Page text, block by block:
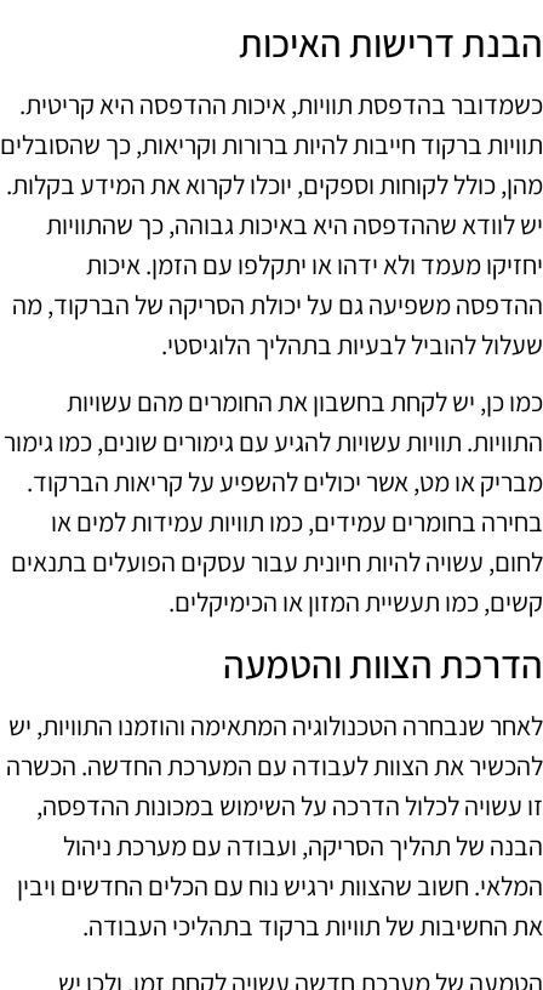
הבנת דרישות האיכות
כשמדובר בהדפסת תוויות, איכות ההדפסה היא קריטית.
תוויות ברקוד חייבות להיות ברורות וקריאות, כך שהסובלים
מהן, כולל לקוחות וספקים, יוכלו לקרוא את המידע בקלות.
יש לוודא שההדפסה היא באיכות גבוהה, כך שהתוויות
יחזיקו מעמד ולא ידהו או יתקלפו עם הזמן. איכות
ההדפסה משפיעה גם על יכולת הסריקה של הברקוד, מה
שעלול להוביל לבעיות בתהליך הלוגיסטי.
כמו כן, יש לקחת בחשבון את החומרים מהם עשויות
התוויות. תוויות עשויות להגיע עם גימורים שונים, כמו גימור
מבריק או מט, אשר יכולים להשפיע על קריאות הברקוד.
בחירה בחומרים עמידים, כמו תוויות עמידות למים או
לחום, עשויה להיות חיונית עבור עסקים הפועלים בתנאים
קשים, כמו תעשיית המזון או הכימיקלים.
הדרכת הצוות והטמעה
לאחר שנבחרה הטכנולוגיה המתאימה והוזמנו התוויות, יש
להכשיר את הצוות לעבודה עם המערכת החדשה. הכשרה
זו עשויה לכלול הדרכה על השימוש במכונות ההדפסה,
הבנה של תהליך הסריקה, ועבודה עם מערכת ניהול
המלאי. חשוב שהצוות ירגיש נוח עם הכלים החדשים ויבין
את החשיבות של תוויות ברקוד בתהליכי העבודה.
הטמעה של מערכת חדשה עשויה לקחת זמן, ולכן יש